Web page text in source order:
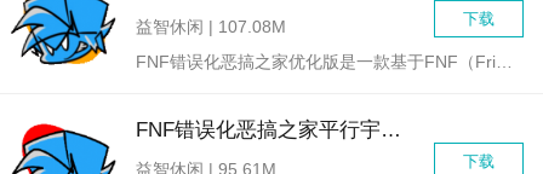
下载
益智休闲 | 107.08M
FNF错误化恶搞之家优化版是一款基于FNF（Friday N...
FNF错误化恶搞之家平行宇宙下载
下载
益智休闲 | 95.61M